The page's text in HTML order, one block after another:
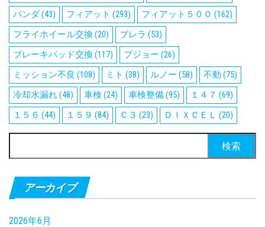
パンダ(43) フィアット (293) フィアット５００ (162)
フライホイール交換(20) ブレラ (53)
ブレーキパッド交換(117) プジョー (26)
ミッション不良 (108) ミト (38) ルノー (58) 不動 (75)
冷却水漏れ(48) 車検 (24) 車検整備(95) １４７ (69)
１５６ (44) １５９ (84) Ｃ３ (23) ＤＩＸＣＥＬ (20)
索:
アーカイブ
2026年6月